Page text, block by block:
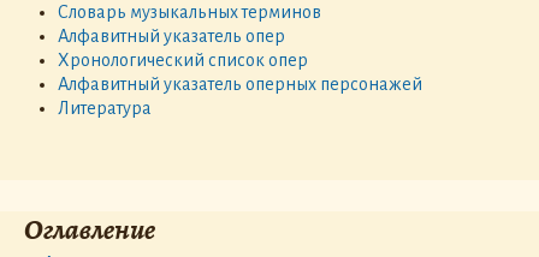
Словарь музыкальных терминов
Алфавитный указатель опер
Хронологический список опер
Алфавитный указатель оперных персонажей
Литература
Оглавление